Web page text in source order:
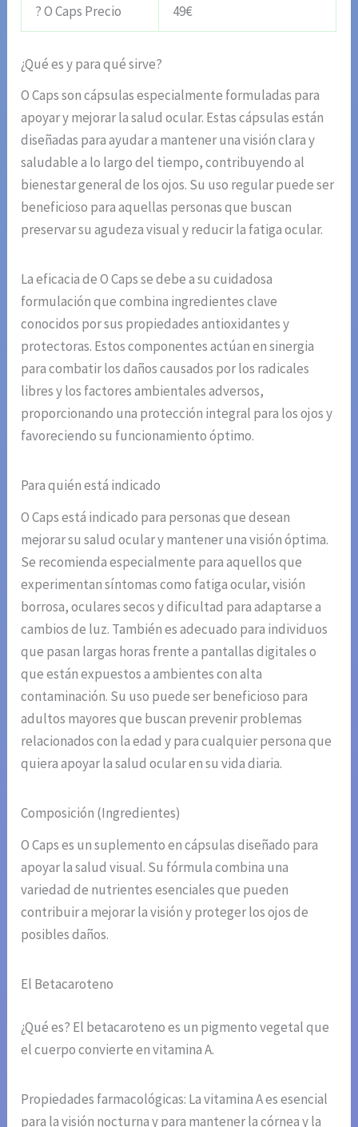
? O Caps Precio 49€
¿Qué es y para qué sirve?
O Caps son cápsulas especialmente formuladas para
apoyar y mejorar la salud ocular. Estas cápsulas están
diseñadas para ayudar a mantener una visión clara y
saludable a lo largo del tiempo, contribuyendo al
bienestar general de los ojos. Su uso regular puede ser
beneficioso para aquellas personas que buscan
preservar su agudeza visual y reducir la fatiga ocular.
La eficacia de O Caps se debe a su cuidadosa
formulación que combina ingredientes clave
conocidos por sus propiedades antioxidantes y
protectoras. Estos componentes actúan en sinergia
para combatir los daños causados por los radicales
libres y los factores ambientales adversos,
proporcionando una protección integral para los ojos y
favoreciendo su funcionamiento óptimo.
Para quién está indicado
O Caps está indicado para personas que desean
mejorar su salud ocular y mantener una visión óptima.
Se recomienda especialmente para aquellos que
experimentan síntomas como fatiga ocular, visión
borrosa, oculares secos y dificultad para adaptarse a
cambios de luz. También es adecuado para individuos
que pasan largas horas frente a pantallas digitales o
que están expuestos a ambientes con alta
contaminación. Su uso puede ser beneficioso para
adultos mayores que buscan prevenir problemas
relacionados con la edad y para cualquier persona que
quiera apoyar la salud ocular en su vida diaria.
Composición (Ingredientes)
O Caps es un suplemento en cápsulas diseñado para
apoyar la salud visual. Su fórmula combina una
variedad de nutrientes esenciales que pueden
contribuir a mejorar la visión y proteger los ojos de
posibles daños.
El Betacaroteno
¿Qué es? El betacaroteno es un pigmento vegetal que
el cuerpo convierte en vitamina A.
Propiedades farmacológicas: La vitamina A es esencial
para la visión nocturna y para mantener la córnea y la